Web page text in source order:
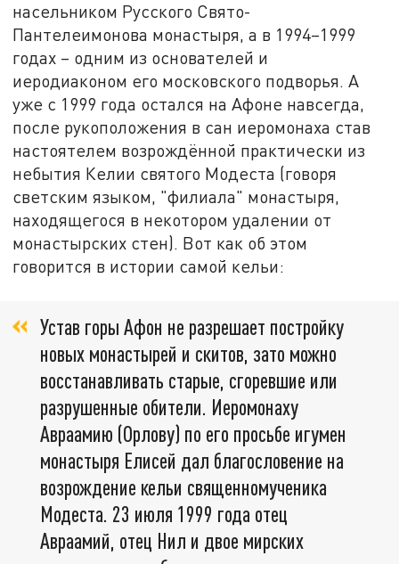
насельником Русского Свято-
Пантелеимонова монастыря, а в 1994–1999
годах – одним из основателей и
иеродиаконом его московского подворья. А
уже с 1999 года остался на Афоне навсегда,
после рукоположения в сан иеромонаха став
настоятелем возрождённой практически из
небытия Келии святого Модеста (говоря
светским языком, "филиала" монастыря,
находящегося в некотором удалении от
монастырских стен). Вот как об этом
говорится в истории самой кельи:
Устав горы Афон не разрешает постройку
новых монастырей и скитов, зато можно
восстанавливать старые, сгоревшие или
разрушенные обители. Иеромонаху
Авраамию (Орлову) по его просьбе игумен
монастыря Елисей дал благословение на
возрождение кельи священномученика
Модеста. 23 июля 1999 года отец
Авраамий, отец Нил и двое мирских